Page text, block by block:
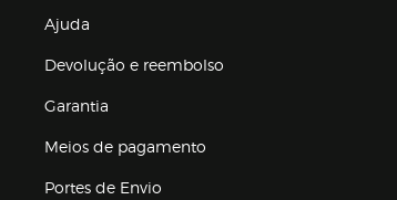
Ajuda
Devolução e reembolso
Garantia
Meios de pagamento
Portes de Envio